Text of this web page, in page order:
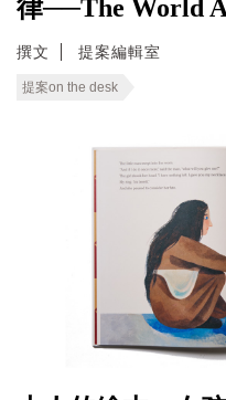
律──The World
撰文 提案編輯室
提案on the desk